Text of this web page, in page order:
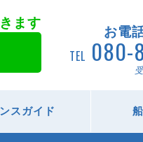
ます お電
TEL 080-
スガイド